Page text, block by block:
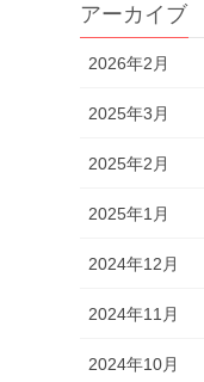
アーカイブ
2026年2月
2025年3月
2025年2月
2025年1月
2024年12月
2024年11月
2024年10月